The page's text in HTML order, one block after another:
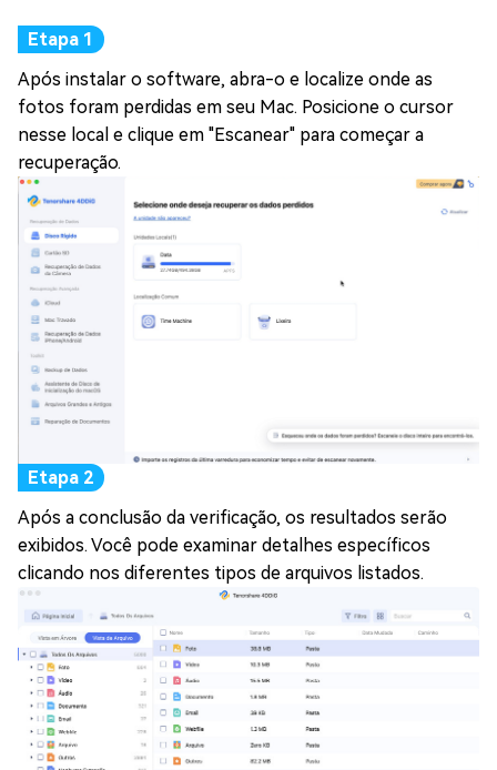
Após instalar o software, abra-o e localize onde as
fotos foram perdidas em seu Mac. Posicione o cursor
nesse local e clique em "Escanear" para começar a
recuperação.
Após a conclusão da verificação, os resultados serão
exibidos. Você pode examinar detalhes específicos
clicando nos diferentes tipos de arquivos listados.